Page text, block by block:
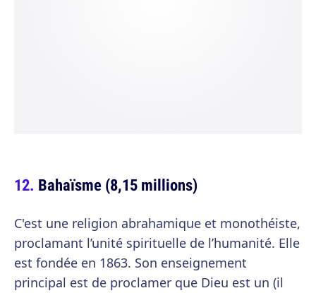
Bahaïsme (8,15 millions)
C'est une religion abrahamique et monothéiste,
proclamant l’unité spirituelle de l’humanité. Elle
est fondée en 1863. Son enseignement
principal est de proclamer que Dieu est un (il